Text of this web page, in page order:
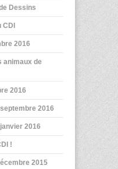
Dessins
2016
animaux de
2016
2016
2016
!
2015